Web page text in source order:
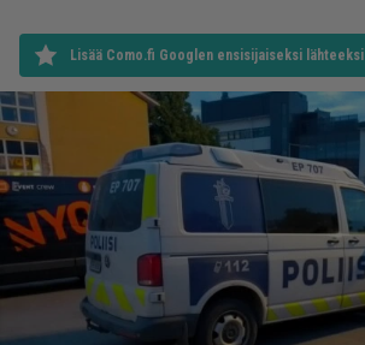
Lisää Como.fi Googlen ensisijaiseksi lähteeksi